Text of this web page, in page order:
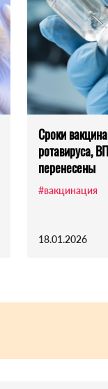
Сроки
ротавируса,
перенесены
#вакцинация
18.01.2026